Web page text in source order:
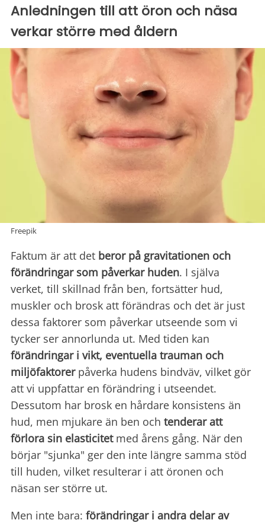
Anledningen till att öron och näsa
verkar större med åldern
Freepik
Faktum är att det beror på gravitationen och
förändringar som påverkar huden. I själva
verket, till skillnad från ben, fortsätter hud,
muskler och brosk att förändras och det är just
dessa faktorer som påverkar utseende som vi
tycker ser annorlunda ut. Med tiden kan
förändringar i vikt, eventuella trauman och
miljöfaktorerpåverka hudens bindväv, vilket gör
att vi uppfattar en förändring i utseendet.
Dessutom har brosk en hårdare konsistens än
hud, men mjukare än ben och tenderar att
förlora sin elasticitetmed årens gång. När den
börjar "sjunka" ger den inte längre samma stöd
till huden, vilket resulterar i att öronen och
näsan ser större ut.
Men inte bara: förändringar i andra delar av